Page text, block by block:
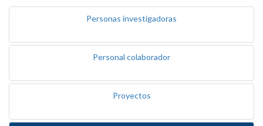
Personas investigadoras
Personal colaborador
Proyectos